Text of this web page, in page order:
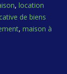
, location
de biens
, maison à